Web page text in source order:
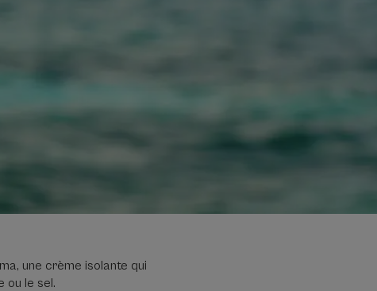
une crème isolante qui
ou le sel.